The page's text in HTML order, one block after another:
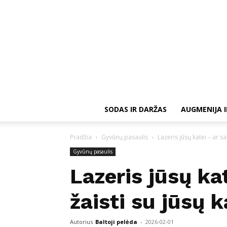
SODAS IR DARŽAS AUGMENIJA
Pradžia Gyvūnų pasaulis Lazeris jūsų katei – ar
Gyvūnų pasaulis
Lazeris jūsų
žaisti su jūsų
Autorius Baltoji pelėda - 2026-02-01